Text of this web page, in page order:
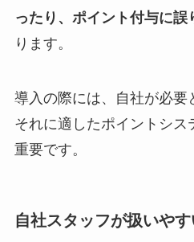
ったり、ポイント付与に誤
ります。
導入の際には、自社が必要
それに適したポイントシス
重要です。
自社スタッフが扱いや